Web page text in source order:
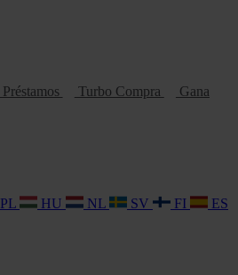
Préstamos Turbo Compra
Gana
PL HU NL SV FI
ES